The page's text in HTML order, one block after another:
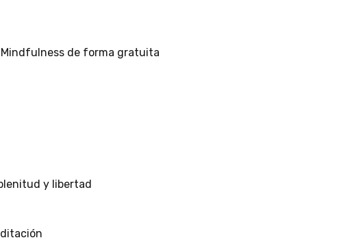
Mindfulness de forma gratuita
y libertad